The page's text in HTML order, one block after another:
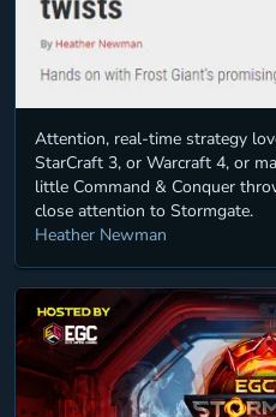
Attention, real-time strategy
StarCraft 3, or Warcraft 4, or
little Command & Conquer
close attention to Stormgate.
Heather Newman